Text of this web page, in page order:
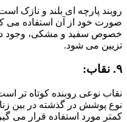
روبند پارچه ای بلند و نازک
صورت خود از آن استفاده می
خصوص سفید و مشکی، وجود
تزیین می شود.
۹. نقاب:
نقاب نوعی روبنده کوتاه تر
نوع پوشش در گذشته در بین
کمتر مورد استفاده قرار می